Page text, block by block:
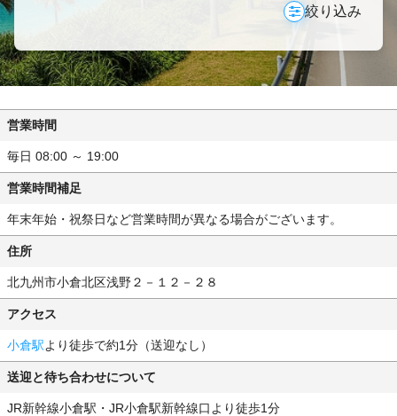
絞り込み
営業時間
毎日 08:00 ～ 19:00
営業時間補足
年末年始・祝祭日など営業時間が異なる場合がございます。
住所
北九州市小倉北区浅野２－１２－２８
アクセス
小倉駅より徒歩で約1分（送迎なし）
送迎と待ち合わせについて
JR新幹線小倉駅・JR小倉駅新幹線口より徒歩1分